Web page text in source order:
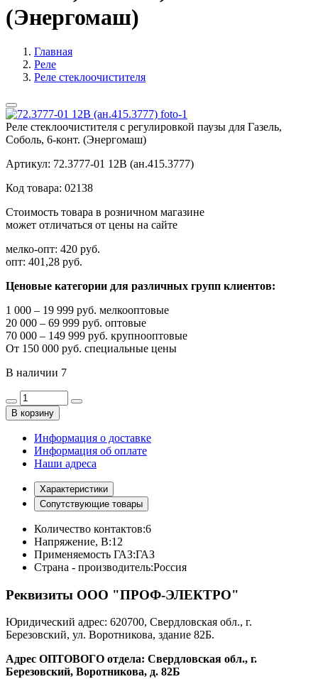
(Энергомаш)
Главная
Реле
Реле стеклоочистителя
Реле стеклоочистителя с регулировкой паузы для Газель,
Соболь, 6-конт. (Энергомаш)
Артикул: 72.3777-01 12В (ан.415.3777)
Код товара: 02138
Стоимость товара в розничном магазине
может отличаться от цены на сайте
мелко-опт: 420 руб.
опт: 401,28 руб.
Ценовые категории для различных групп клиентов:
1 000 – 19 999 руб. мелкооптовые
20 000 – 69 999 руб. оптовые
70 000 – 149 999 руб. крупнооптовые
От 150 000 руб. специальные цены
В наличии 7
В корзину
Информация о доставке
Информация об оплате
Наши адреса
Характеристики
Сопутствующие товары
Количество контактов:6
Напряжение, В:12
Применяемость ГАЗ:ГАЗ
Страна - производитель:Россия
Реквизиты ООО "ПРОФ-ЭЛЕКТРО"
Юридический адрес: 620700, Свердловская обл., г.
Березовский, ул. Воротникова, здание 82Б.
Адрес ОПТОВОГО отдела: Свердловская обл., г.
Березовский, Воротникова, д. 82Б